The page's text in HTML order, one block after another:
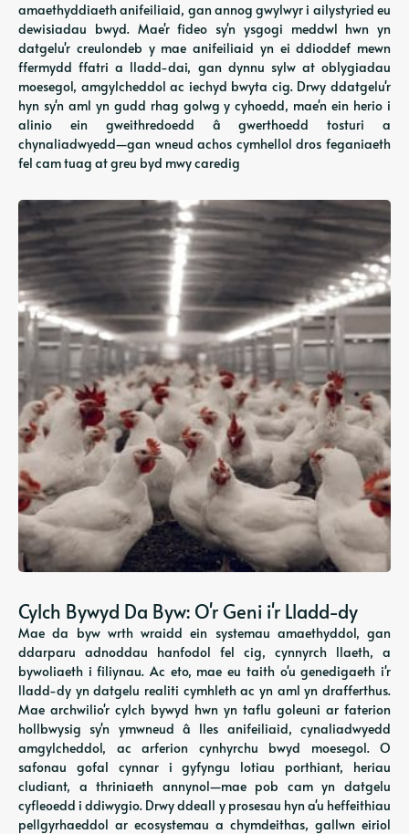
amaethyddiaeth anifeiliaid, gan annog gwylwyr i ailystyried eu
dewisiadau bwyd. Mae'r fideo sy'n ysgogi meddwl hwn yn
datgelu'r creulondeb y mae anifeiliaid yn ei ddioddef mewn
ffermydd ffatri a lladd-dai, gan dynnu sylw at oblygiadau
moesegol, amgylcheddol ac iechyd bwyta cig. Drwy ddatgelu'r
hyn sy'n aml yn gudd rhag golwg y cyhoedd, mae'n ein herio i
alinio ein gweithredoedd â gwerthoedd tosturi a
chynaliadwyedd—gan wneud achos cymhellol dros feganiaeth
fel cam tuag at greu byd mwy caredig
Cylch Bywyd Da Byw: O'r Geni i'r Lladd-dy
Mae da byw wrth wraidd ein systemau amaethyddol, gan
ddarparu adnoddau hanfodol fel cig, cynnyrch llaeth, a
bywoliaeth i filiynau. Ac eto, mae eu taith o'u genedigaeth i'r
lladd-dy yn datgelu realiti cymhleth ac yn aml yn drafferthus.
Mae archwilio'r cylch bywyd hwn yn taflu goleuni ar faterion
hollbwysig sy'n ymwneud â lles anifeiliaid, cynaliadwyedd
amgylcheddol, ac arferion cynhyrchu bwyd moesegol. O
safonau gofal cynnar i gyfyngu lotiau porthiant, heriau
cludiant, a thriniaeth annynol—mae pob cam yn datgelu
cyfleoedd i ddiwygio. Drwy ddeall y prosesau hyn a'u heffeithiau
pellgyrhaeddol ar ecosystemau a chymdeithas, gallwn eiriol